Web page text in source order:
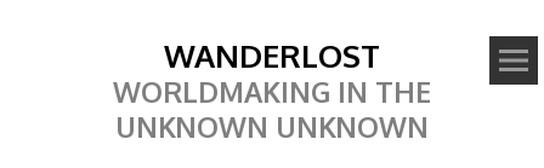
WANDERLOST
WORLDMAKING IN THE
UNKNOWN UNKNOWN